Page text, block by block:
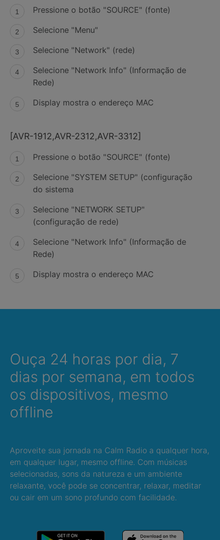
Pressione o botão "SOURCE" (fonte)
Selecione "Menu"
Selecione "Network" (rede)
Selecione "Network Info" (Informação de
Rede)
Display mostra o endereço MAC
[AVR-1912,AVR-2312,AVR-3312]
Pressione o botão "SOURCE" (fonte)
Selecione "SYSTEM SETUP" (configuração
do sistema
Selecione "NETWORK SETUP"
(configuração de rede)
Selecione "Network Info" (Informação de
Rede)
Display mostra o endereço MAC
Ouça 24 horas por dia, 7
dias por semana, em todos
os dispositivos, mesmo
offline
Aproveite sua jornada na Calm Radio a qualquer hora,
em qualquer lugar, mesmo offline. Com músicas
selecionadas, sons da natureza e um ambiente
relaxante, você pode se concentrar, relaxar, meditar
ou cair em um sono profundo com facilidade.